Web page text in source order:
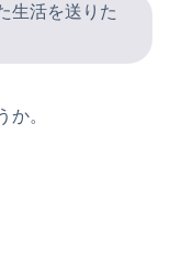
生活を送りた
か。